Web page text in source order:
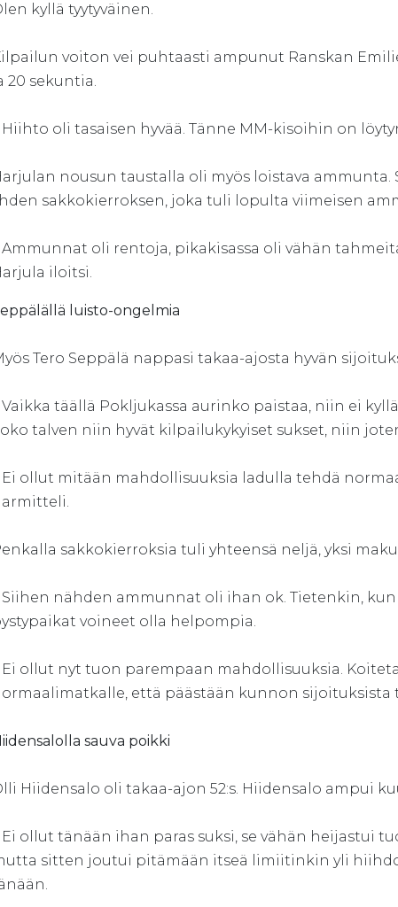
kyllä tyytyväinen.
voiton vei puhtaasti ampunut Ranskan
20 sekuntia.
Hiihto oli tasaisen hyvää. Tänne MM-kisoihin on
nousun taustalla oli myös loistava
sakkokierroksen, joka tuli lopulta viimeisen
Ammunnat oli rentoja, pikakisassa oli vähän
iloitsi.
luisto-ongelmia
Tero Seppälä nappasi takaa-ajosta hyvän
Vaikka täällä Pokljukassa aurinko paistaa, niin ei
talven niin hyvät kilpailukykyiset sukset, niin
Ei ollut mitään mahdollisuuksia ladulla tehdä
sakkokierroksia tuli yhteensä neljä, yksi
Siihen nähden ammunnat oli ihan ok. Tietenkin,
voineet olla helpompia.
Ei ollut nyt tuon parempaan mahdollisuuksia.
että päästään kunnon sijoituksista
sauva poikki
Hiidensalo oli takaa-ajon 52:s. Hiidensalo ampui
Ei ollut tänään ihan paras suksi, se vähän heijastui
sitten joutui pitämään itseä limiitinkin yli